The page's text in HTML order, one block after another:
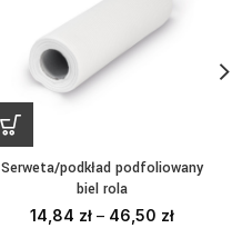
Serweta/podkład podfoliowany
biel rola
14,84 zł – 46,50 zł